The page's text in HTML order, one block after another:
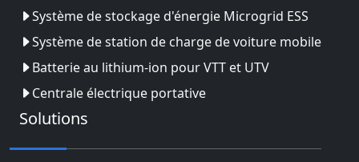
Système de stockage d'énergie Microgrid ESS
Système de station de charge de voiture mobile
Batterie au lithium-ion pour VTT et UTV
Centrale électrique portative
Solutions